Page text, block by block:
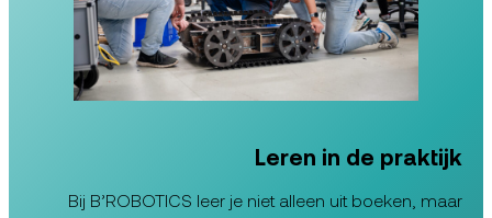
Leren in de praktijk
Bij B’ROBOTICS leer je niet alleen uit boeken, maar